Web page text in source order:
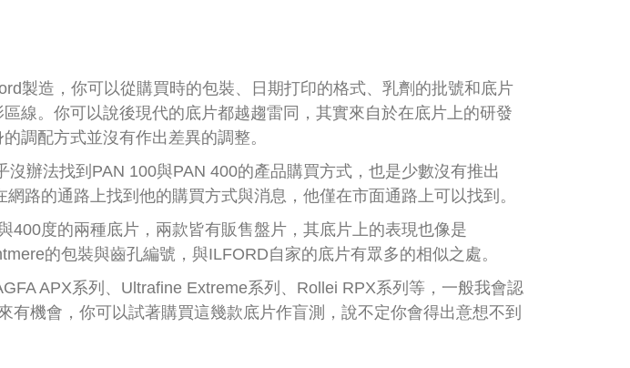
製造，你可以從購買時的包裝、日期打印的格式、乳劑的批號和底片
線。你可以說後現代的底片都越趨雷同，其實來自於在底片上的研發
調配方式並沒有作出差異的調整。
辦法找到PAN 100與PAN 400的產品購買方式，也是少數沒有推出
路的通路上找到他的購買方式與消息，他僅在市面通路上可以找到。
度的兩種底片，兩款皆有販售盤片，其底片上的表現也像是
的包裝與齒孔編號，與ILFORD自家的底片有眾多的相似之處。
APX系列、Ultrafine Extreme系列、Rollei RPX系列等，一般我會認
機會，你可以試著購買這幾款底片作盲測，說不定你會得出意想不到